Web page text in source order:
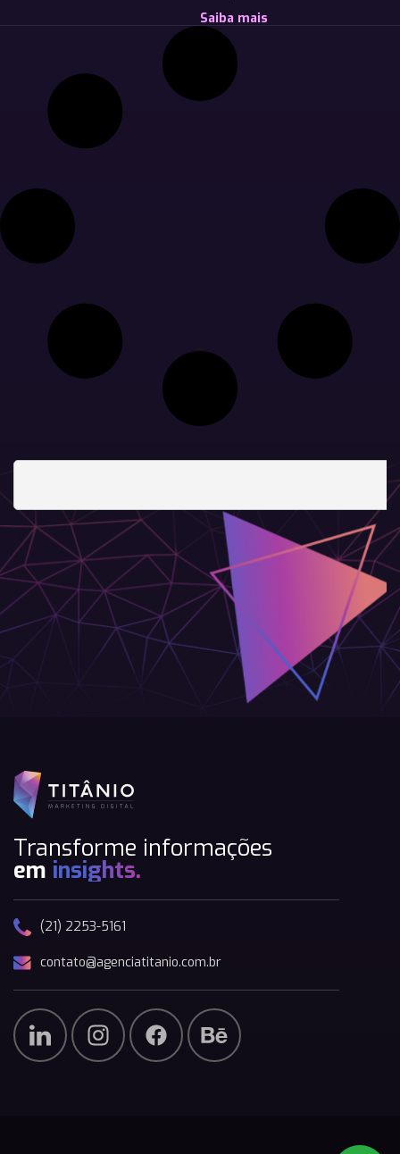
Saiba mais
Transforme informações
em insights.
(21) 2253-5161
contato@agenciatitanio.com.br